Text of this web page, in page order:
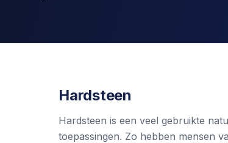
Hardsteen
Hardsteen is een veel gebruikte
toepassingen. Zo hebben mensen